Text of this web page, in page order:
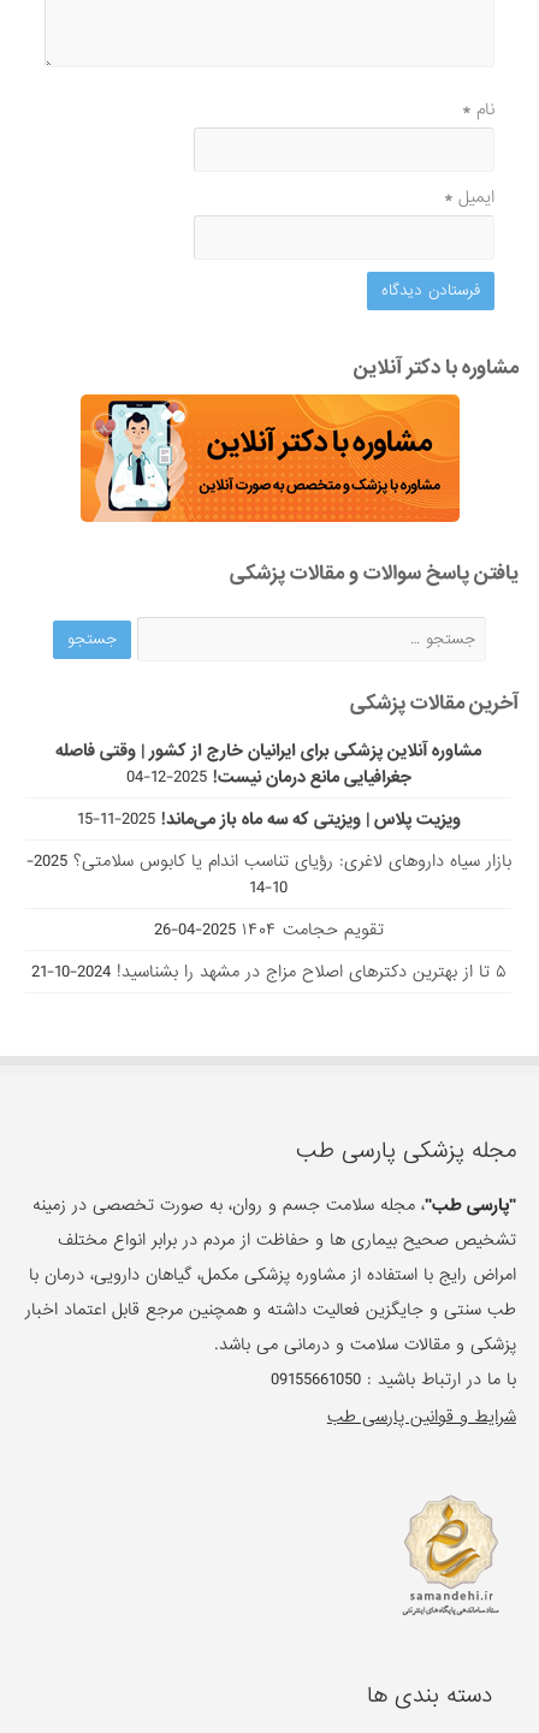
نام*
ایمیل*
مشاوره با دکتر آنلاین
یافتن پاسخ سوالات و مقالات پزشکی
آخرین مقالات پزشکی
مشاوره آنلاین پزشکی برای ایرانیان خارج از کشور | وقتی فاصله
جغرافیایی مانع درمان نیست! 2025-12-04
ویزیت پلاس | ویزیتی که سه ماه باز می‌ماند! 2025-11-15
بازار سیاه داروهای لاغری: رؤیای تناسب اندام یا کابوس سلامتی؟
2025-
10-14
تقویم حجامت ۱۴۰۴
2025-04-26
۵ تا از بهترین دکتر‌های اصلاح مزاج در مشهد را بشناسید!
2024-10-21
مجله پزشکی پارسی طب
"پارسی طب"، مجله سلامت جسم و روان، به صورت تخصصی در زمینه
تشخیص صحیح بیماری ها و حفاظت از مردم در برابر انواع مختلف
امراض رایج با استفاده از مشاوره پزشکی مکمل، گیاهان دارویی، درمان با
طب سنتی و جایگزین فعالیت داشته و همچنین مرجع قابل اعتماد اخبار
پزشکی و مقالات سلامت و درمانی می باشد.
با ما در ارتباط باشید :09155661050
شرایط و قوانین پارسی طب
دسته بندی ها